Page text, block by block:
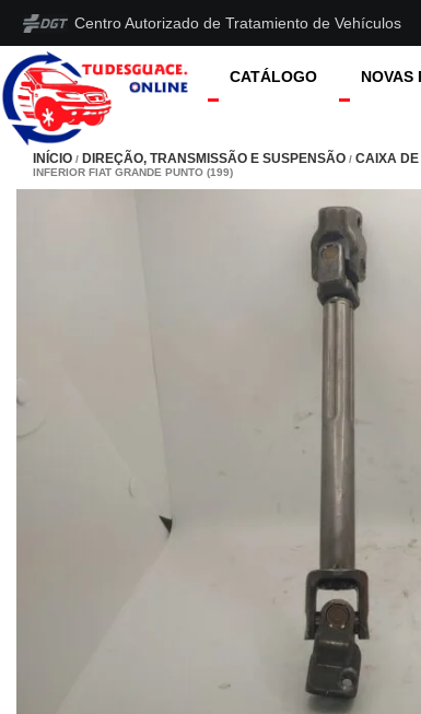
Centro Autorizado de Tratamiento de Vehículos
CATÁLOGO NOVAS
INÍCIO / DIREÇÃO, TRANSMISSÃO E SUSPENSÃO / CAIXA
INFERIOR FIAT GRANDE PUNTO (199)